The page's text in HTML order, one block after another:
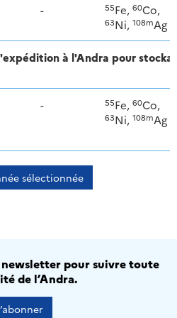
- 55Fe, 60Co,
63Ni, 108mAg
à l'Andra pour
- 55Fe, 60Co,
63Ni, 108mAg
sélectionnée
pour suivre toute
de l’Andra.